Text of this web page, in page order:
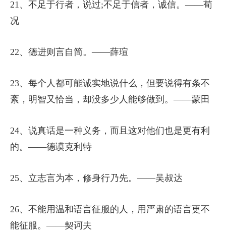
21、不足于行者，说过;不足于信者，诚信。——荀
况
22、德进则言自简。——薛瑄
23、每个人都可能诚实地说什么，但要说得有条不
紊，明智又恰当，却没多少人能够做到。——蒙田
24、说真话是一种义务，而且这对他们也是更有利
的。——德谟克利特
25、立志言为本，修身行乃先。——吴叔达
26、不能用温和语言征服的人，用严肃的语言更不
能征服。——契诃夫